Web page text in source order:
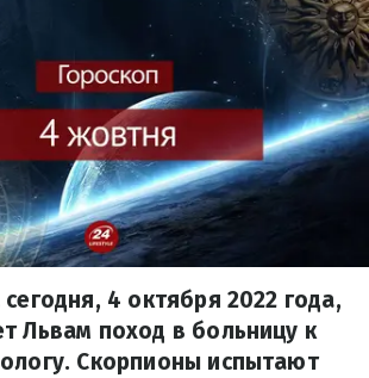
4 октября 2022 года,
Львам поход в больницу к
Скорпионы испытают